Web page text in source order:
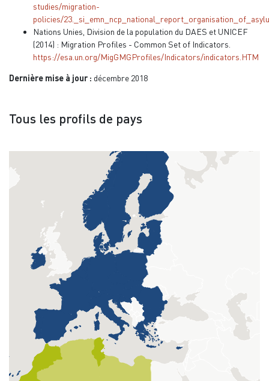
studies/migration-
policies/
Nations Unies, Division de la population du DAES et UNICEF
(2014) : Migration Profiles - Common Set of Indicators.
https://esa.un.org/MigGMGProfiles/Indicators/indicators.HTM
Dernière mise à jour : décembre 2018
Tous les profils de pays